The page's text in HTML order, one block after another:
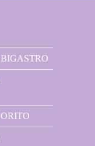
BIGASTRO
ORITO